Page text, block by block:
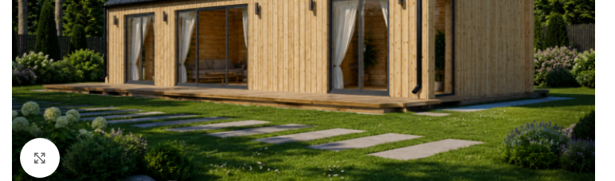
Klick zum Vergrößern